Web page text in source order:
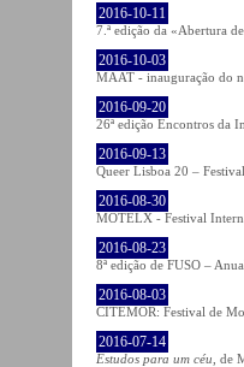
2016-10-11
7.ª edição da «Abertura
2016-10-03
MAAT - inauguração do
2016-09-20
26ª edição Encontros da
2016-09-13
Queer Lisboa 20 –
2016-08-30
MOTELX - Festival
2016-08-23
8ª edição de FUSO –
2016-08-03
CITEMOR: Festival de
2016-07-14
Estudos para um céu , de